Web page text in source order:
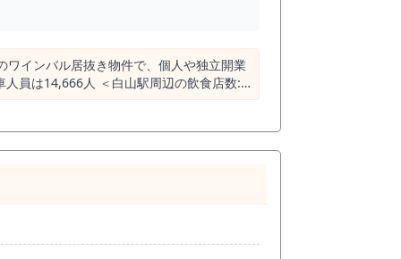
インバル居抜き物件で、個人や独立開業
周辺エリアでトップ3に入ることが多いで